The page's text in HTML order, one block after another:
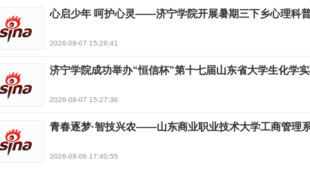
心启少年 呵护心灵——济宁学院开展暑期三下乡心理科
2026-08-07 15:28:41
济宁学院成功举办“恒信杯”第十七届山东省大学生化学
2026-08-07 15:27:36
青春逐梦·智技兴农——山东商业职业技术大学工商管理
2026-08-06 17:40:55